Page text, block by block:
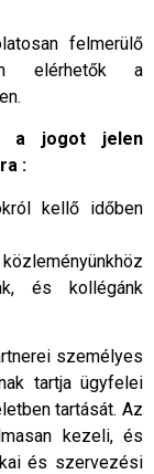
felmerülő
elérhetők a
a jogot jelen
:
kellő időben
és kollégánk
személyes
tartja ügyfelei
tartását. Az
kezeli, és
és szervezési